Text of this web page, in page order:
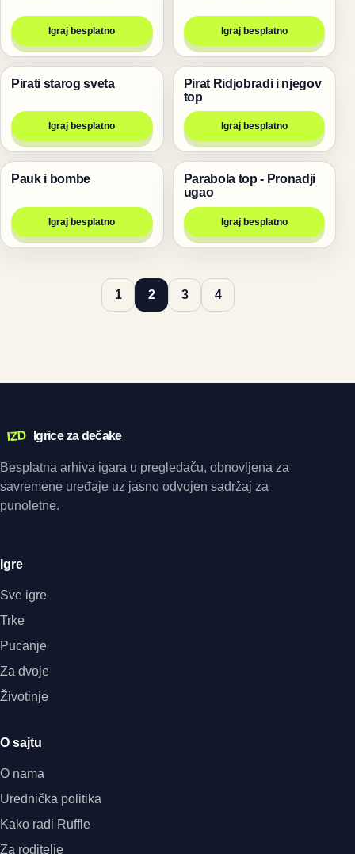
Igraj besplatno Igraj besplatno
Pucanje
Pirati starog sveta
Igraj besplatno
Pucanje
Pirat Ridjobradi i njegov
top
Igraj besplatno
Životinje
Pauk i bombe
Igraj besplatno
Pucanje
Parabola top - Pronadji
ugao
Igraj besplatno
1 2 3 4
IZD Igrice za dečake
Besplatna arhiva igara u pregledaču, obnovljena za
savremene uređaje uz jasno odvojen sadržaj za
punoletne.
Igre
Sve igre
Trke
Pucanje
Za dvoje
Životinje
O sajtu
O nama
Urednička politika
Kako radi Ruffle
Za roditelje